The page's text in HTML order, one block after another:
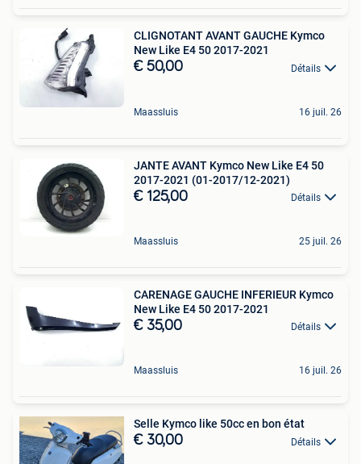
CLIGNOTANT AVANT GAUCHE Kymco
New Like E4 50 2017-2021
€ 50,00 Détails
Maassluis 16 juil. 26
JANTE AVANT Kymco New Like E4 50
2017-2021 (01-2017/12-2021)
€ 125,00 Détails
Maassluis 25 juil. 26
CARENAGE GAUCHE INFERIEUR Kymco
New Like E4 50 2017-2021
€ 35,00 Détails
Maassluis 16 juil. 26
Selle Kymco like 50cc en bon état
€ 30,00 Détails